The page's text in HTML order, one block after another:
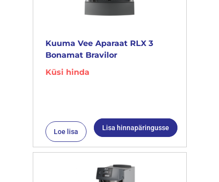
Kuuma Vee Aparaat RLX 3
Bonamat Bravilor
Küsi hinda
Loe lisa Lisa hinnapäringusse